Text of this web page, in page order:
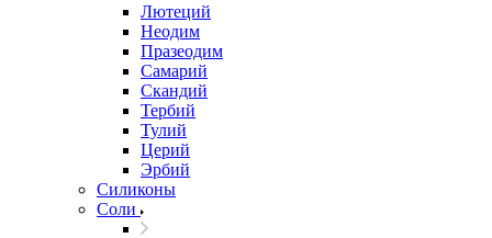
Лютеций
Неодим
Празеодим
Самарий
Скандий
Тербий
Тулий
Церий
Эрбий
Силиконы
Соли